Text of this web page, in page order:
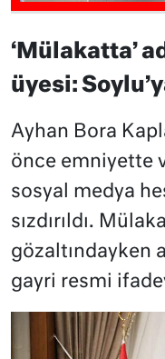
‘Mülakatta’
üyesi:
Ayhan Bora
önce emniyette
sosyal medya
sızdırıldı.
gözaltındayken
gayri resmi